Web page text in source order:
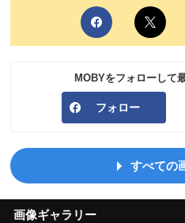
MOBYをフォローして
フォロー
すべての
画像ギャラリー